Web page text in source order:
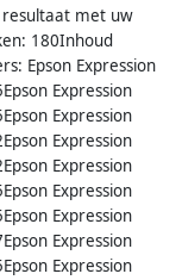
met uw
180Inhoud
Epson Expression
Expression
Expression
Expression
Expression
Expression
Expression
Expression
Expression